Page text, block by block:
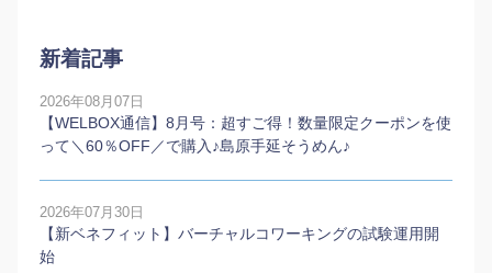
新着記事
2026年08月07日
【WELBOX通信】8月号：超すご得！数量限定クーポンを使
って＼60％OFF／で購入♪島原手延そうめん♪
2026年07月30日
【新ベネフィット】バーチャルコワーキングの試験運用開
始